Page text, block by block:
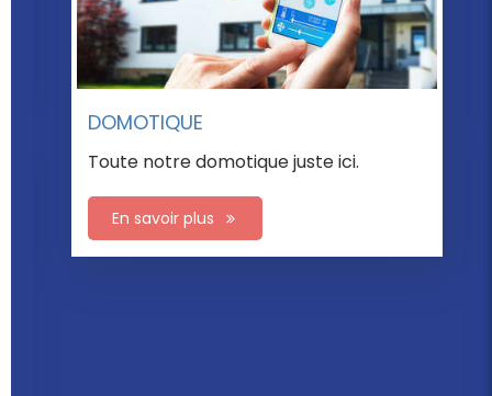
Nos moustiquaires rien que pour vous.
En savoir plus